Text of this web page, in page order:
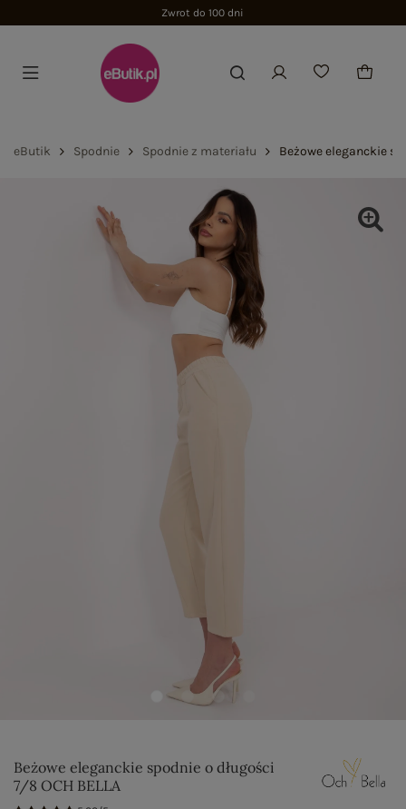
Zwrot do 100 dni
eButik Spodnie Spodnie z materiału Beżowe eleganckie
Beżowe eleganckie spodnie o długości
7/8 OCH BELLA